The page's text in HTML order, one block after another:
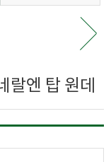
랄엔 탑 원데